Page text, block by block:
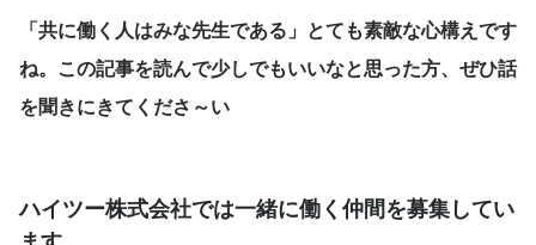
「共に働く人はみな先生である」とても素敵な心構えです
ね。この記事を読んで少しでもいいなと思った方、ぜひ話
を聞きにきてくださ～い
ハイツー株式会社では一緒に働く仲間を募集してい